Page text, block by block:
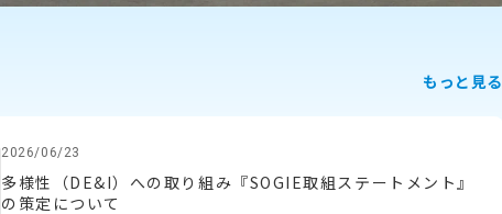
もっと見る
2026/06/23
多様性（DE&I）への取り組み『SOGIE取組ステートメント』
の策定について